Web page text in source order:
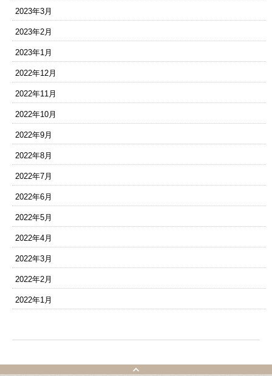
2023年3月
2023年2月
2023年1月
2022年12月
2022年11月
2022年10月
2022年9月
2022年8月
2022年7月
2022年6月
2022年5月
2022年4月
2022年3月
2022年2月
2022年1月